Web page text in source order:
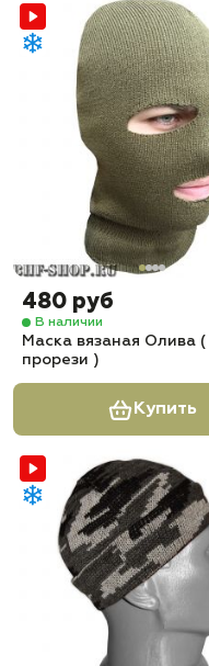
480 руб
В наличии
Маска вязаная Олива (
прорези )
Купить